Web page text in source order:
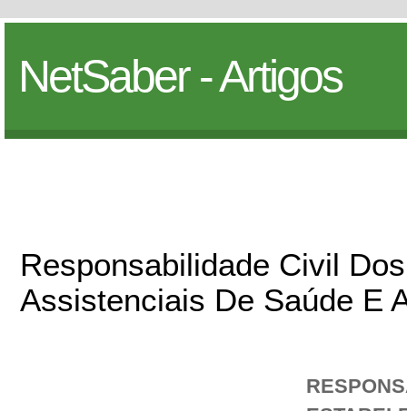
NetSaber - Artigos
Responsabilidade Civil
Assistenciais De Saúde E